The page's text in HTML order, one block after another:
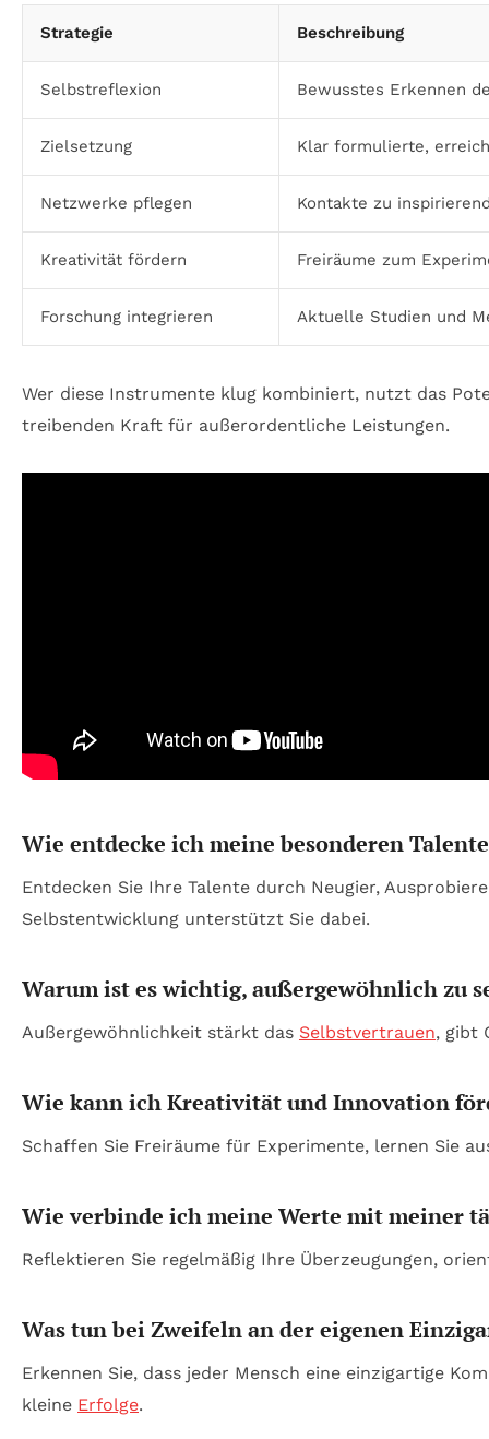
Strategie Beschreibung
Selbstreflexion Bewusstes Erkennen
Zielsetzung Klar formulierte,
Netzwerke pflegen Kontakte zu
Kreativität fördern Freiräume zum
Forschung integrieren Aktuelle Studien und
Wer diese Instrumente klug kombiniert, nutzt das
treibenden Kraft für außerordentliche Leistungen.
Wie entdecke ich meine besonderen
Entdecken Sie Ihre Talente durch Neugier,
Selbstentwicklung unterstützt Sie dabei.
Warum ist es wichtig, außergewöhnlich zu
Außergewöhnlichkeit stärkt das Selbstvertrauen, gibt
Wie kann ich Kreativität und Innovation
Schaffen Sie Freiräume für Experimente, lernen Sie
Wie verbinde ich meine Werte mit meiner
Reflektieren Sie regelmäßig Ihre Überzeugungen,
Was tun bei Zweifeln an der eigenen
Erkennen Sie, dass jeder Mensch eine einzigartige
kleine Erfolge.